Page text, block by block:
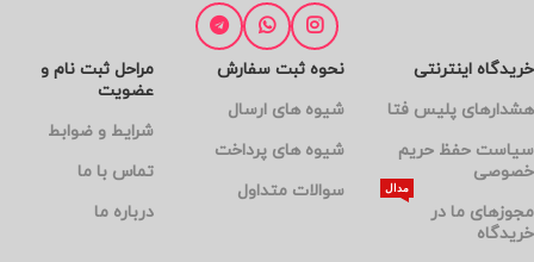
مراحل ثبت نام و
عضویت
شرایط و ضوابط
تماس با ما
درباره ما
نحوه ثبت سفارش
شیوه های ارسال
شیوه های پرداخت
سوالات متداول
خریدگاه اینترنتی
هشدارهای پلیس فتا
سیاست حفظ حریم
خصوصی
مجوزهای ما در
خریدگاه
مدال